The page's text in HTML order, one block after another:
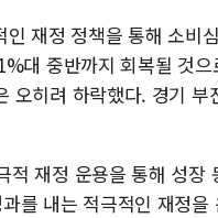
재정 정책을 통해 소비
대 중반까지 회복될 것
오히려 하락했다. 경기
적 재정 운용을 통해 성
를 내는 적극적인 재정